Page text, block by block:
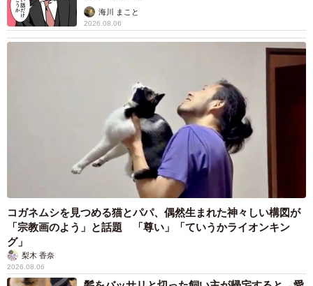
海川 まこと
2026.08.06
コガネムシを見つめる猫とパパ、偶然生まれた神々しい構図が
「宗教画のよう」と話題 「尊い」「ていうかライオンキン
グ」
梨木 香奈
2026.08.06